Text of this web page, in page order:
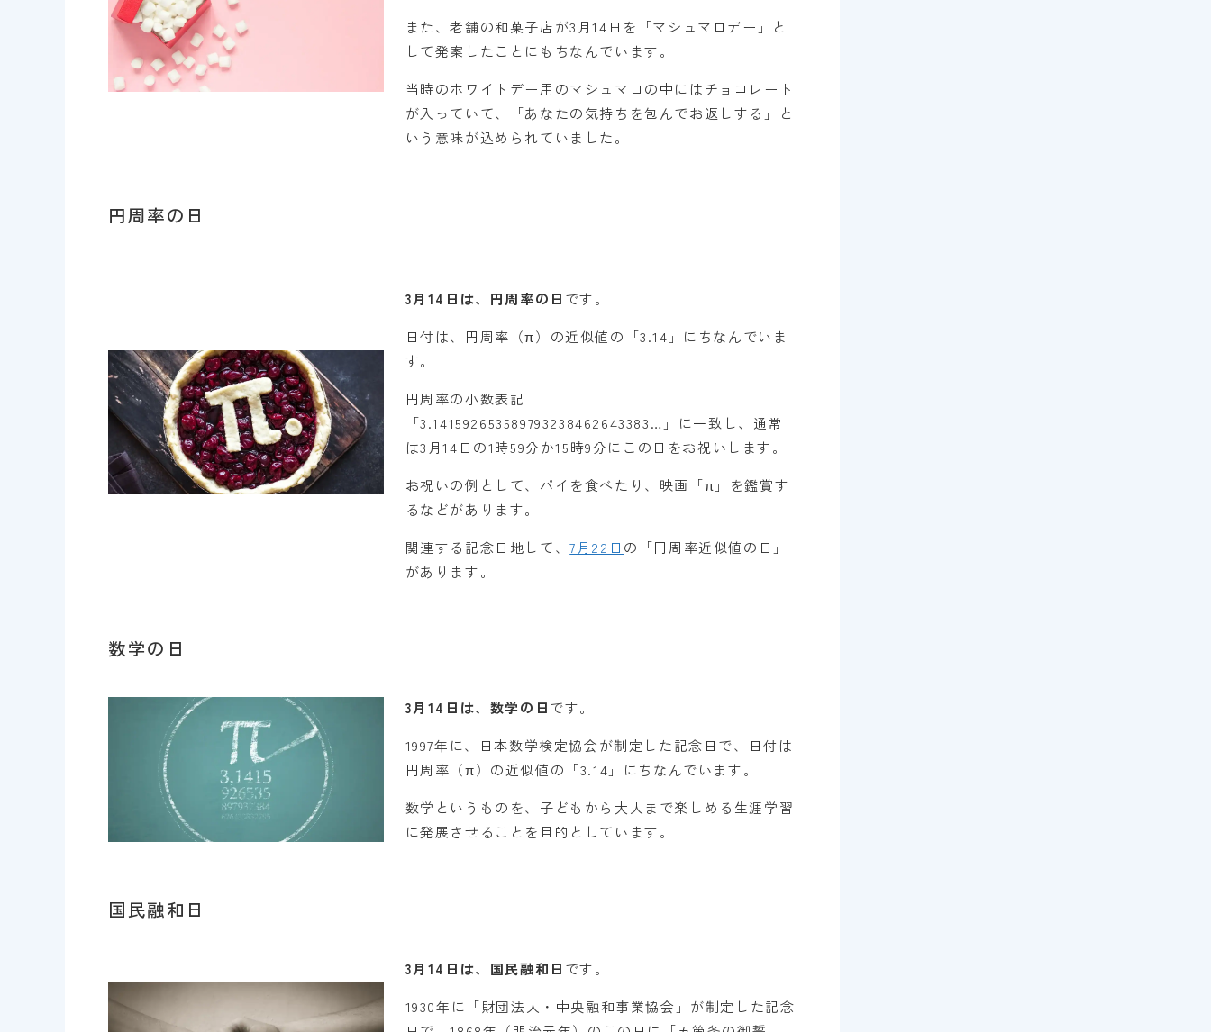
また、老舗の和菓子店が3月14日を「マシュマロデー」と
して発案したことにもちなんでいます。
当時のホワイトデー用のマシュマロの中にはチョコレート
が入っていて、「あなたの気持ちを包んでお返しする」と
いう意味が込められていました。
円周率の日
3月14日は、円周率の日 です。
日付は、円周率（π）の近似値の「3.14」にちなんでいま
す。
円周率の小数表記
「3.141592653589793238462643383…」に一致し、通常
は3月14日の1時59分か15時9分にこの日をお祝いします。
お祝いの例として、パイを食べたり、映画「π」を鑑賞す
るなどがあります。
関連する記念日地して、7月22日 の「円周率近似値の日」
があります。
数学の日
3月14日は、数学の日です。
1997年に、日本数学検定協会が制定した記念日で、日付は
円周率（π）の近似値の「3.14」にちなんでいます。
数学というものを、子どもから大人まで楽しめる生涯学習
に発展させることを目的としています。
国民融和日
3月14日は、国民融和日 です。
1930年に「財団法人・中央融和事業協会」が制定した記念